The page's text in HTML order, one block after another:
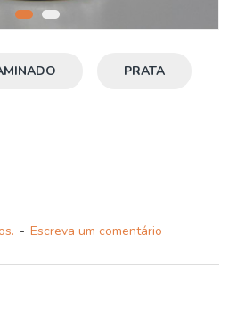
PRATA
- Escreva um comentário